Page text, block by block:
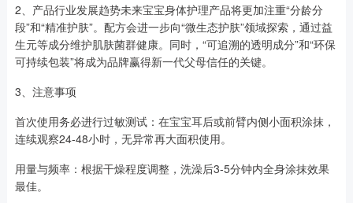
2、产品行业发展趋势未来宝宝身体护理产品将更加注重“分龄分
段”和“精准护肤”。配方会进一步向“微生态护肤”领域探索，通过益
生元等成分维护肌肤菌群健康。同时，“可追溯的透明成分”和“环保
可持续包装”将成为品牌赢得新一代父母信任的关键。
3、注意事项
首次使用务必进行过敏测试：在宝宝耳后或前臂内侧小面积涂抹，
连续观察24-48小时，无异常再大面积使用。
用量与频率：根据干燥程度调整，洗澡后3-5分钟内全身涂抹效果
最佳。